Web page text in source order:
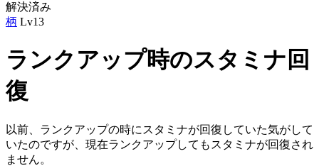
解決済み
柄 Lv13
ランクアップ時のスタミナ回
復
以前、ランクアップの時にスタミナが回復していた気がして
いたのですが、現在ランクアップしてもスタミナが回復され
ません。